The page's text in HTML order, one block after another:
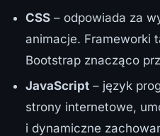
CSS – odpowiada za
animacje. Frameworki
Bootstrap znacząco
JavaScript – język
strony internetowe,
i dynamiczne